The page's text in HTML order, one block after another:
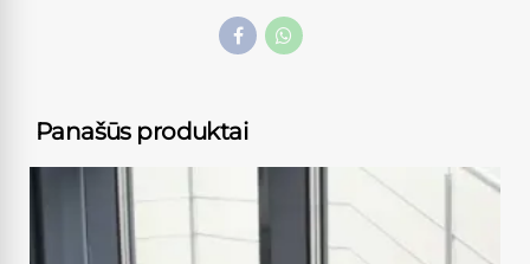
Panašūs produktai